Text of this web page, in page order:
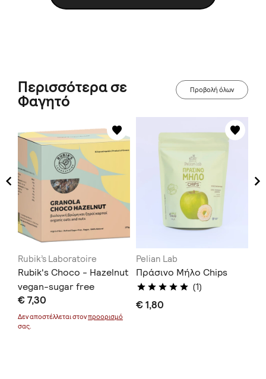
Περισσότερα σε
Φαγητό
Προβολή όλων
Rubik’s Laboratoire
Rubik's Choco - Hazelnut
vegan-sugar free
granola. 275gr
€ 7,30
Δεν αποστέλλεται στονπροορισμό
σας.
Pelian Lab
Πράσινο Μήλο Chips
(1)
€ 1,80